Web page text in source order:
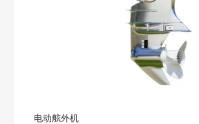
电动舷外机